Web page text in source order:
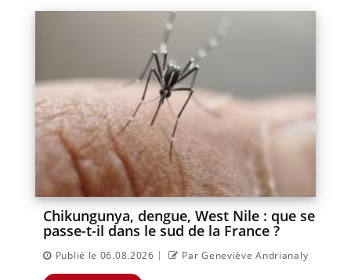
Chikungunya, dengue, West Nile : que se
passe-t-il dans le sud de la France ?
Publié le 06.08.2026 | Par Geneviève Andrianaly